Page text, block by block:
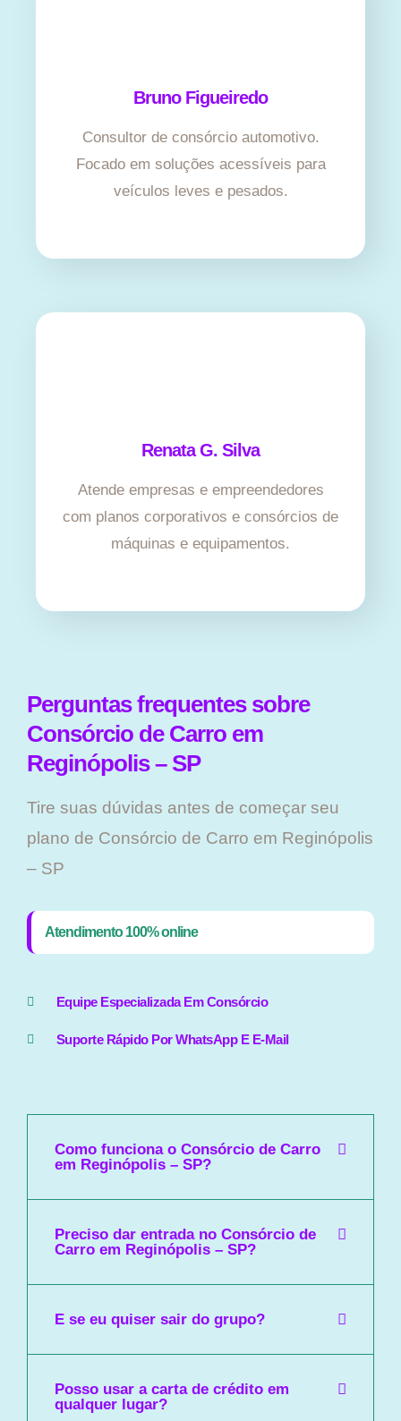
Bruno Figueiredo
Consultor de consórcio automotivo.
Focado em soluções acessíveis para
veículos leves e pesados.
Renata G. Silva
Atende empresas e empreendedores
com planos corporativos e consórcios de
máquinas e equipamentos.
Perguntas frequentes sobre
Consórcio de Carro em
Reginópolis – SP
Tire suas dúvidas antes de começar seu
plano ​de Consórcio de Carro em Reginópolis
– SP
Atendimento 100% online
Equipe Especializada Em Consórcio
Suporte Rápido Por WhatsApp E E-Mail
Como funciona o Consórcio de Carro
em Reginópolis – SP?
Preciso dar entrada no Consórcio de
Carro em Reginópolis – SP?
E se eu quiser sair do grupo?
Posso usar a carta de crédito em
qualquer lugar?